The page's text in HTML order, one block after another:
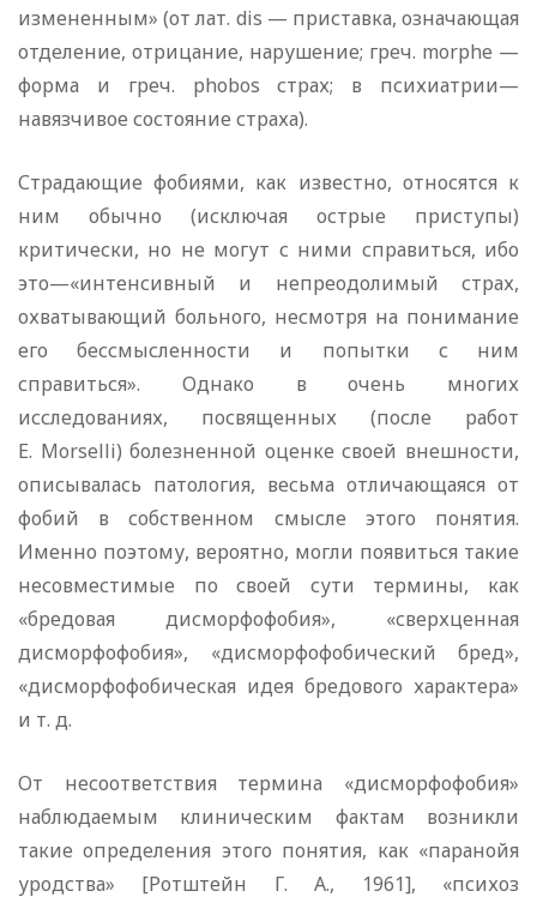
измененным» (от лат. dis — приставка, означающая
отделение, отрицание, нарушение; греч. morphe —
форма и греч. phobos страх; в психиатрии—
навязчивое состояние страха).
Страдающие фобиями, как известно, относятся к
ним обычно (исключая острые приступы)
критически, но не могут с ними справиться, ибо
это—«интенсивный и непреодолимый страх,
охватывающий больного, несмотря на понимание
его бессмысленности и попытки с ним
справиться». Однако в очень многих
исследованиях, посвященных (после работ
Е. Morselli) болезненной оценке своей внешности,
описывалась патология, весьма отличающаяся от
фобий в собственном смысле этого понятия.
Именно поэтому, вероятно, могли появиться такие
несовместимые по своей сути термины, как
«бредовая дисморфофобия», «сверхценная
дисморфофобия», «дисморфофобический бред»,
«дисморфофобическая идея бредового характера»
и т. д.
От несоответствия термина «дисморфофобия»
наблюдаемым клиническим фактам возникли
такие определения этого понятия, как «паранойя
уродства» [Ротштейн Г. А., 1961], «психоз